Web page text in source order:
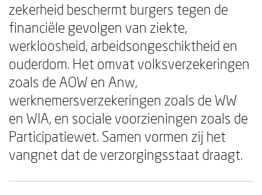
zekerheid beschermt burgers tegen de
financiële gevolgen van ziekte,
werkloosheid, arbeidsongeschiktheid en
ouderdom. Het omvat volksverzekeringen
zoals de AOW en Anw,
werknemersverzekeringen zoals de WW
en WIA, en sociale voorzieningen zoals de
Participatiewet. Samen vormen zij het
vangnet dat de verzorgingsstaat draagt.